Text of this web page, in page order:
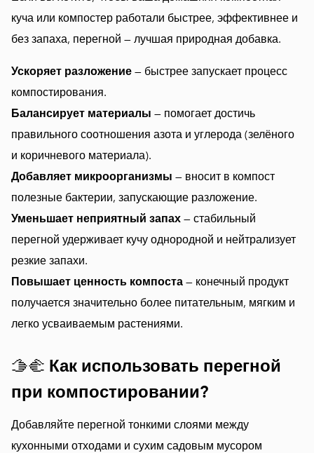
куча или компостер работали быстрее, эффективнее и
без запаха, перегной — лучшая природная добавка.
Ускоряет разложение — быстрее запускает процесс
компостирования.
Балансирует материалы — помогает достичь
правильного соотношения азота и углерода (зелёного
и коричневого материала).
Добавляет микроорганизмы — вносит в компост
полезные бактерии, запускающие разложение.
Уменьшает неприятный запах — стабильный
перегной удерживает кучу однородной и нейтрализует
резкие запахи.
Повышает ценность компоста — конечный продукт
получается значительно более питательным, мягким и
легко усваиваемым растениями.
🫱🫲 Как использовать перегной
при компостировании?
Добавляйте перегной тонкими слоями между
кухонными отходами и сухим садовым мусором